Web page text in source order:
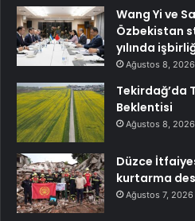
Wang Yi ve
Özbekistan
yılında
Ağustos 8, 2026
Tekirdağ’da
Beklentisi
Ağustos 8, 2026
Düzce
kurtarma
Ağustos 7, 2026